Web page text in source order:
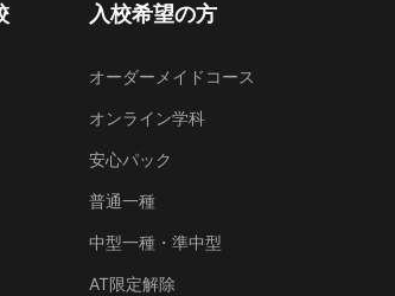
入校希望の方
オーダーメイドコース
オンライン学科
安心パック
普通一種
中型一種・準中型
AT限定解除